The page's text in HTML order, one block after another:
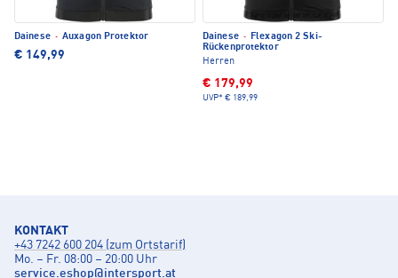
Dainese · Auxagon Protektor
€ 149,99
Dainese · Flexagon 2 Ski-
Rückenprotektor
Herren
€ 179,99
UVP* € 189,99
KONTAKT
+43 7242 600 204 (zum Ortstarif)
Mo. – Fr. 08:00 – 20:00 Uhr
service.eshop@intersport.at